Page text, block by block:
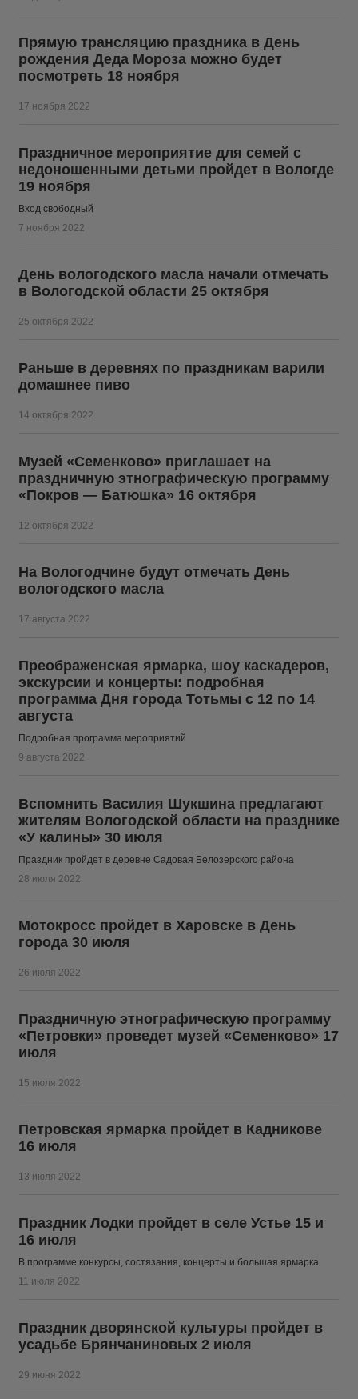
Прямую трансляцию праздника в День
рождения Деда Мороза можно будет
посмотреть 18 ноября
17 ноября 2022
Праздничное мероприятие для семей с
недоношенными детьми пройдет в Вологде
19 ноября
Вход свободный
7 ноября 2022
День вологодского масла начали отмечать
в Вологодской области 25 октября
25 октября 2022
Раньше в деревнях по праздникам варили
домашнее пиво
14 октября 2022
Музей «Семенково» приглашает на
праздничную этнографическую программу
«Покров — Батюшка» 16 октября
12 октября 2022
На Вологодчине будут отмечать День
вологодского масла
17 августа 2022
Преображенская ярмарка, шоу каскадеров,
экскурсии и концерты: подробная
программа Дня города Тотьмы с 12 по 14
августа
Подробная программа мероприятий
9 августа 2022
Вспомнить Василия Шукшина предлагают
жителям Вологодской области на празднике
«У калины» 30 июля
Праздник пройдет в деревне Садовая Белозерского района
28 июля 2022
Мотокросс пройдет в Харовске в День
города 30 июля
26 июля 2022
Праздничную этнографическую программу
«Петровки» проведет музей «Семенково» 17
июля
15 июля 2022
Петровская ярмарка пройдет в Кадникове
16 июля
13 июля 2022
Праздник Лодки пройдет в селе Устье 15 и
16 июля
В программе конкурсы, состязания, концерты и большая ярмарка
11 июля 2022
Праздник дворянской культуры пройдет в
усадьбе Брянчаниновых 2 июля
29 июня 2022